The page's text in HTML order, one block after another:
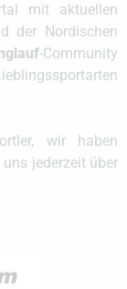
mit aktuellen
der Nordischen
-Community
wir haben
jederzeit über